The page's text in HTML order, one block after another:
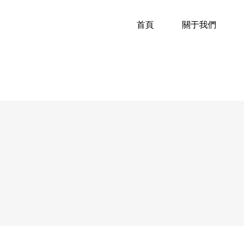
首頁 關于我們